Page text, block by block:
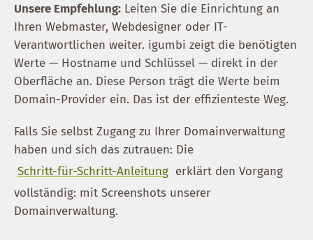
Unsere Empfehlung: Leiten Sie die Einrichtung an
Ihren Webmaster, Webdesigner oder IT-
Verantwortlichen weiter. igumbi zeigt die benötigten
Werte — Hostname und Schlüssel — direkt in der
Oberfläche an. Diese Person trägt die Werte beim
Domain-Provider ein. Das ist der effizienteste Weg.
Falls Sie selbst Zugang zu Ihrer Domainverwaltung
haben und sich das zutrauen: Die
Schritt-für-Schritt-Anleitung erklärt den Vorgang
vollständig: mit Screenshots unserer
Domainverwaltung.